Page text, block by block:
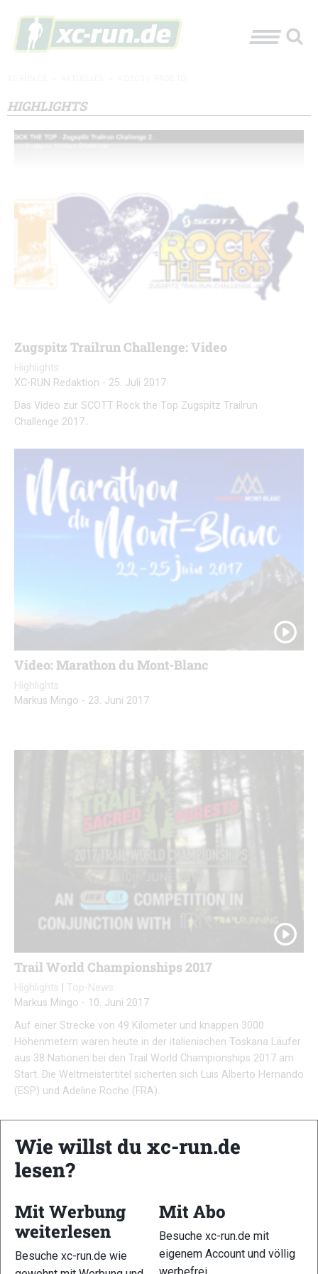
HIGHLIGHTS
Zugspitz Trailrun Challenge: Video
Highlights
XC-RUN Redaktion - 25. Juli 2017
Das Video zur SCOTT Rock the Top Zugspitz Trailrun
Challenge 2017..
Video: Marathon du Mont-Blanc
Highlights
Markus Mingo - 23. Juni 2017
Trail World Championships 2017
Highlights
Top-News
Markus Mingo - 10. Juni 2017
Auf einer Strecke von 49 Kilometer und knappen 3000
Höhenmetern waren heute in der italienischen Toskana Läufer
aus 38 Nationen bei den Trail World Championships 2017 am
Start. Die Weltmeistertitel sicherten sich Luis Alberto Hernando
(ESP) und Adeline Roche (FRA).
Wie willst du xc-run.de
lesen?
Mit Werbung
weiterlesen
Besuche xc-run.de wie
Mit Abo
Besuche xc-run.de mit
eigenem Account und völlig